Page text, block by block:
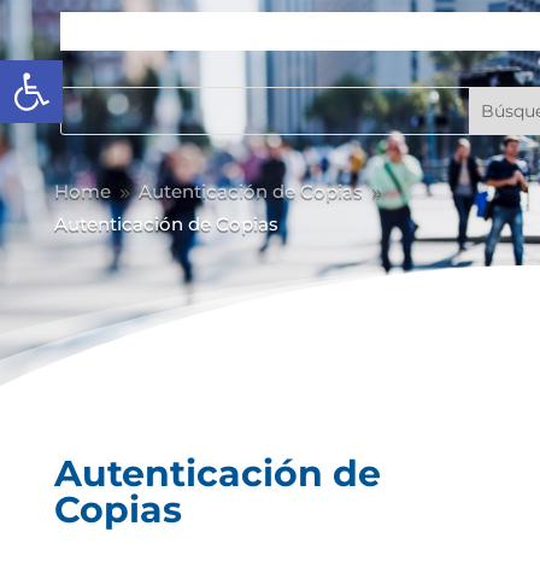
Abrir barra de herramientas
Home 9 Autenticación de Copias 9
Autenticación de Copias
Autenticación de
Copias